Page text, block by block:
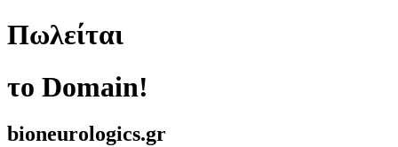
Πωλείται
το Domain!
bioneurologics.gr